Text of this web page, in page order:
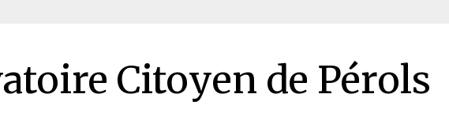
Citoyen de Pérols